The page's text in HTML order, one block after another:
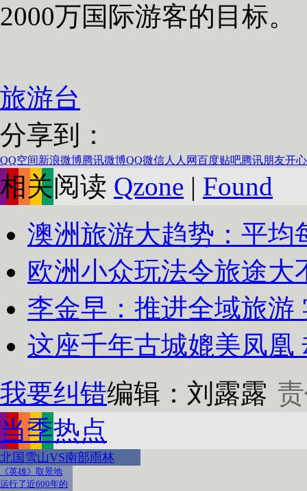
2000万国际游客的目标。
旅游台
分享到：
QQ空间新浪微博腾讯微博QQ微信人人网百度贴吧腾讯朋友开
相关阅读 Qzone | Found
澳洲旅游大趋势：平均
欧洲小众玩法令旅途大
李金早：推进全域旅游
这座千年古城媲美凤凰
我要纠错编辑：刘露露
当季热点
北国雪山VS南部雨林
《英雄》取景地
运行了近600年的